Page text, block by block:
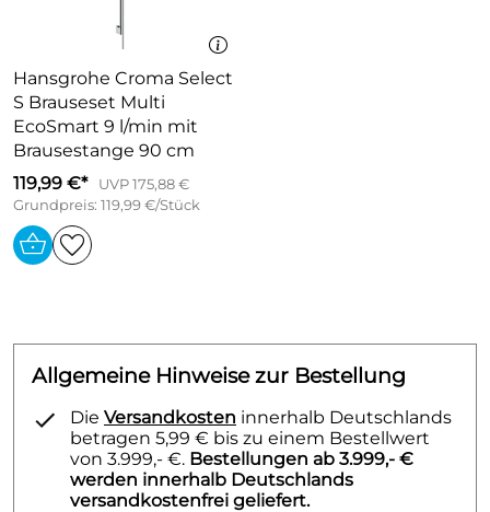
Hansgrohe Croma Select
S Brauseset Multi
EcoSmart 9 l/min mit
Brausestange 90 cm
119,99 €*
UVP 175,88 €
Grundpreis: 119,99 €/Stück
Allgemeine Hinweise zur Bestellung
Die Versandkosten innerhalb Deutschlands
betragen 5,99 € bis zu einem Bestellwert
von 3.999,- €. Bestellungen ab 3.999,- €
werden innerhalb Deutschlands
versandkostenfrei geliefert.